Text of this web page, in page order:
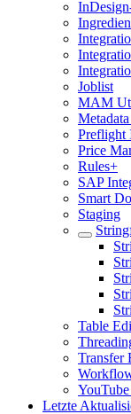
Joblist
MAM
Preflight
Price
Rules+
SAP
Smart
Staging
Table
Transfer
Letzte